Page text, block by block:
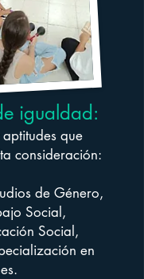
igualdad:
que
consideración:
de Género,
Social,
Social,
en